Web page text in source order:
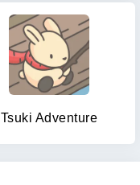
Tsuki Adventure